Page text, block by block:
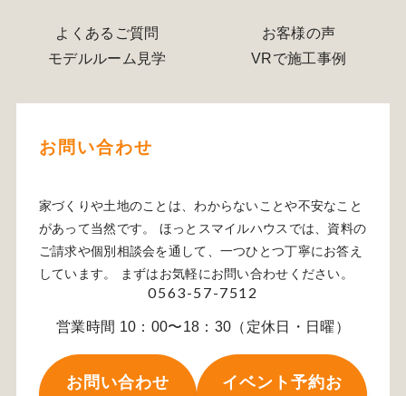
よくあるご質問
お客様の声
モデルルーム見学
VRで施工事例
お問い合わせ
家づくりや土地のことは、わからないことや不安なこと
があって当然です。 ほっとスマイルハウスでは、資料の
ご請求や個別相談会を通して、一つひとつ丁寧にお答え
しています。 まずはお気軽にお問い合わせください。
0563-57-7512
営業時間 10：00〜18：30（定休日・日曜）
お問い合わせ
イベント予約お